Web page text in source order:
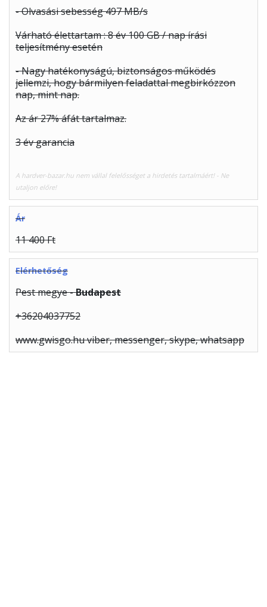
- Olvasási sebesség 497 MB/s
Várható élettartam : 8 év 100 GB / nap írási
teljesítmény esetén
- Nagy hatékonyságú, biztonságos működés
jellemzi, hogy bármilyen feladattal megbirkózzon
nap, mint nap.
Az ár 27% áfát tartalmaz.
3 év garancia
A hardver-bazar.hu nem vállal felelősséget a hirdetés tartalmáért! - Ne
utaljon előre!
Ár
11 400 Ft
Elérhetőség
Pest megye -Budapest
+36204037752
www.gwisgo.hu viber, messenger, skype, whatsapp